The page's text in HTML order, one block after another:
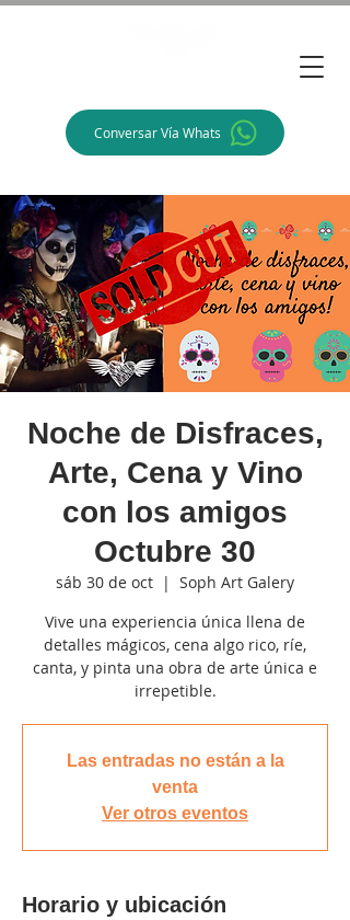
Conversar Vía Whats
Noche de Disfraces,
Arte, Cena y Vino
con los amigos
Octubre 30
sáb 30 de oct
  |
Soph Art Galery
Vive una experiencia única llena de
detalles mágicos, cena algo rico, ríe,
canta, y pinta una obra de arte única e
irrepetible.
Las entradas no están a la
venta
Ver otros eventos
Horario y ubicación